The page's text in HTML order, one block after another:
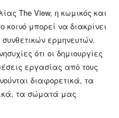
The View, η κωμικός και
κοινό μπορεί να διακρίνει
ερμηνευτών.
ότι οι δημιουργίες
εργασίας από τους
διαφορετικά, τα
τα σώματά μας